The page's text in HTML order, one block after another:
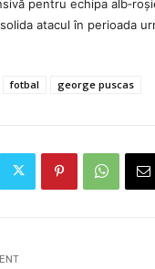
pentru echipa
atacul în perioada
fotbal george puscas